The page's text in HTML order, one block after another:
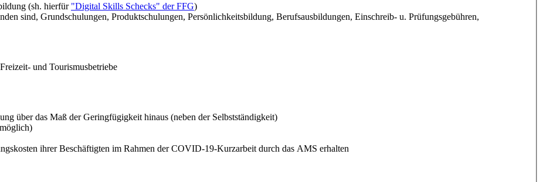
(sh. hierfür "Digital Skills Schecks" der FFG)
sind, Grundschulungen, Produktschulungen, Persönlichkeitsbildung, Berufsausbildungen, Einschreib- u. Prüfungsgebühren,
und Tourismusbetriebe
über das Maß der Geringfügigkeit hinaus (neben der Selbstständigkeit)
ihrer Beschäftigten im Rahmen der COVID-19-Kurzarbeit durch das AMS erhalten